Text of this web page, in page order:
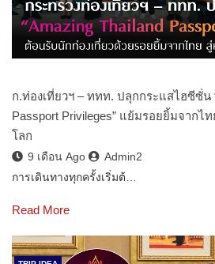
ก.ท่องเที่ยวฯ – ททท. ปลุกกระแสไฮซีซั่น
Passport Privileges” แย้มรอยยิ้มจากไ
โลก
9 เดือน Ago
Admin2
การเดินทางทุกครั้งเริ่มต้…
Read More